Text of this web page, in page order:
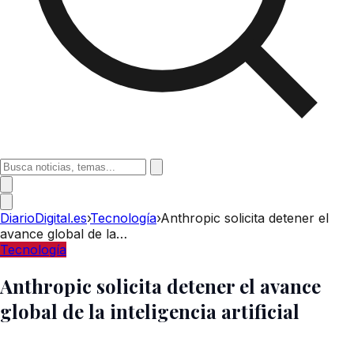
DiarioDigital.es›Tecnología›Anthropic solicita detener el
avance global de la…
Tecnología
Anthropic solicita detener el avance
global de la inteligencia artificial